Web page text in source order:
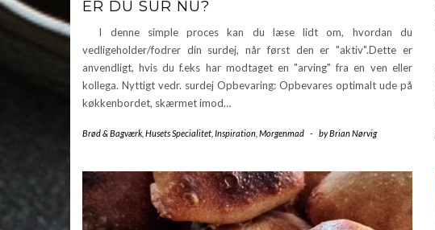
ER DU SUR NU?
I denne simple proces kan du læse lidt om, hvordan du
vedligeholder/fodrer din surdej, når først den er "aktiv".Dette er
anvendligt, hvis du f.eks har modtaget en "arving" fra en ven eller
kollega. Nyttigt vedr. surdej Opbevaring: Opbevares optimalt ude på
køkkenbordet, skærmet imod…
Brød & Bagværk Husets Specialitet Inspiration Morgenmad - byBrian Nørvig